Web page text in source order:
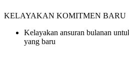
KELAYAKAN KOMITMEN BARU
Kelayakan ansuran bulanan
yang baru